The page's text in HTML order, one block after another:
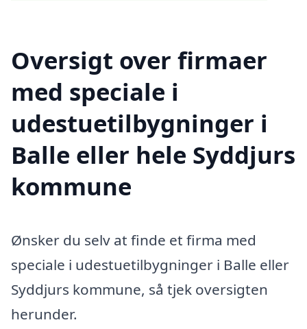
Oversigt over firmaer
med speciale i
udestuetilbygninger i
Balle eller hele Syddjurs
kommune
Ønsker du selv at finde et firma med
speciale i udestuetilbygninger i Balle eller
Syddjurs kommune, så tjek oversigten
herunder.